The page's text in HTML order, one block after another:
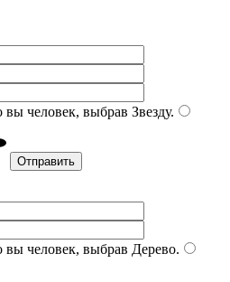
вы человек, выбрав Звезду.
вы человек, выбрав Дерево.